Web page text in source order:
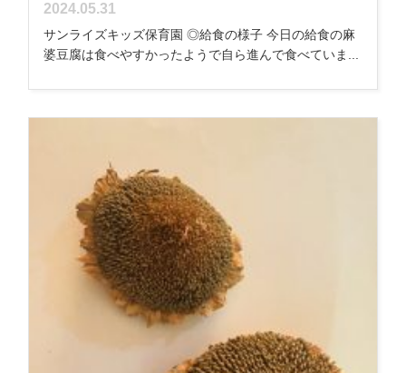
2024.05.31
サンライズキッズ保育園 ◎給食の様子 今日の給食の麻
婆豆腐は食べやすかったようで自ら進んで食べていま...